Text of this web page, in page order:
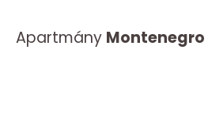
Apartmány Montenegro